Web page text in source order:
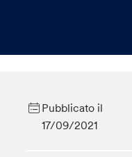
Pubblicato il
17/09/2021